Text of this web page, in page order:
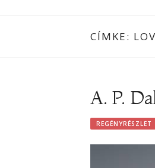
CÍMKE:
A. P.
REGÉNYRÉSZLET